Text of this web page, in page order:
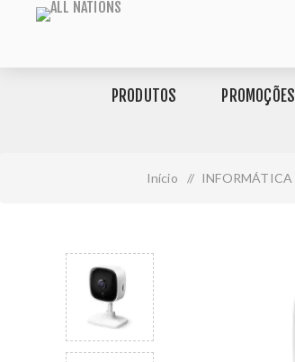
PRODUTOS PROMOÇÕES
Início / INFORMÁTICA